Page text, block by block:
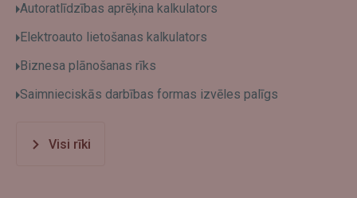
Autoratlīdzības aprēķina kalkulators
Elektroauto lietošanas kalkulators
Biznesa plānošanas rīks
Saimnieciskās darbības formas izvēles palīgs
Visi rīki